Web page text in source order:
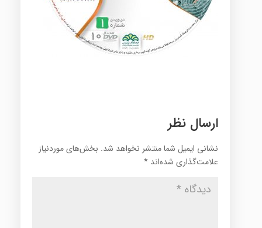
ارسال نظر
نشانی ایمیل شما منتشر نخواهد شد. بخش‌های موردنیاز
علامت‌گذاری شده‌اند *